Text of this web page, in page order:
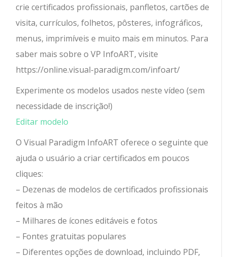
crie certificados profissionais, panfletos, cartões de
visita, currículos, folhetos, pôsteres, infográficos,
menus, imprimíveis e muito mais em minutos. Para
saber mais sobre o VP InfoART, visite
https://online.visual-paradigm.com/infoart/
Experimente os modelos usados ​​neste vídeo (sem
necessidade de inscrição!)
Editar modelo
O Visual Paradigm InfoART oferece o seguinte que
ajuda o usuário a criar certificados em poucos
cliques:
– Dezenas de modelos de certificados profissionais
feitos à mão
– Milhares de ícones editáveis ​​e fotos
– Fontes gratuitas populares
– Diferentes opções de download, incluindo PDF,